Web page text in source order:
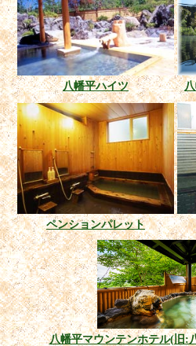
八幡平ハイツ
ペンションパレット
八幡平マウンテンホテル(旧: